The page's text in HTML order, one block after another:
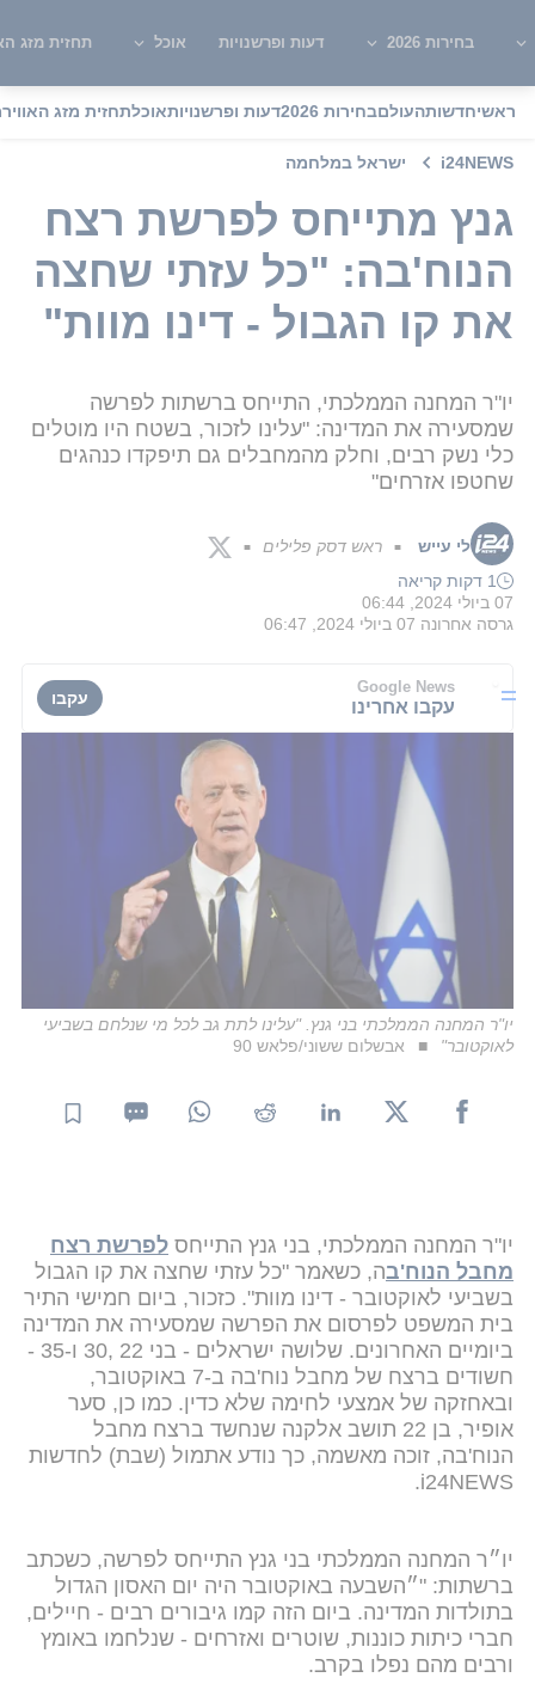
בחירות 2026 דעות ופרשנויות אוכל תחזית מזג
ראשיחדשותהעולםבחירות 2026 דעות ופרשנויותאוכלתחזית מזג האוויר
i24NEWS ישראל במלחמה
גנץ מתייחס לפרשת רצח
הנוח'בה: "כל עזתי שחצה
את קו הגבול - דינו מוות"
יו"ר המחנה הממלכתי, התייחס ברשתות לפרשה
שמסעירה את המדינה: "עלינו לזכור, בשטח היו מוטלים
כלי נשק רבים, וחלק מהמחבלים גם תיפקדו כנהגים
שחטפו אזרחים"
לי עייש ■ ראש דסק פלילים ■
1 דקות קריאה
07 ביולי 2024, 06:44
גרסה אחרונה 07 ביולי 2024, 06:47
Google News
עקבו אחרינו עקבו
יו"ר המחנה הממלכתי בני גנץ. "עלינו לתת גב לכל מי שנלחם בשביעי
לאוקטובר"
אבשלום ששוני/פלאש 90
יו"ר המחנה הממלכתי, בני גנץ התייחס לפרשת רצח
מחבל הנוח'בה, כשאמר "כל עזתי שחצה את קו הגבול
בשביעי לאוקטובר - דינו מוות". כזכור, ביום חמישי התיר
בית המשפט לפרסום את הפרשה שמסעירה את המדינה
ביומיים האחרונים. שלושה ישראלים - בני 22 ,30 ו-35 -
חשודים ברצח של מחבל נוח'בה ב-7 באוקטובר,
ובאחזקה של אמצעי לחימה שלא כדין. כמו כן, סער
אופיר, בן 22 תושב אלקנה שנחשד ברצח מחבל
הנוח'בה, זוכה מאשמה, כך נודע אתמול (שבת) לחדשות
i24NEWS.
יו״ר המחנה הממלכתי בני גנץ התייחס לפרשה, כשכתב
ברשתות: "״השבעה באוקטובר היה יום האסון הגדול
בתולדות המדינה. ביום הזה קמו גיבורים רבים - חיילים,
חברי כיתות כוננות, שוטרים ואזרחים - שנלחמו באומץ
ורבים מהם נפלו בקרב.